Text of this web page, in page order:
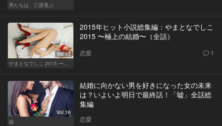
男たちは、三度選ぶ
Vol.17
やまとなでしこ 2015 〜極上の結婚〜
2015年ヒット小説総集編：やまとなでしこ
2015 〜極上の結婚〜（全話）
恋愛 1
Vol.16
嘘
結婚に向かない男を好きになった女の未来
は？いよいよ明日で最終話！「嘘」全話総
集編
恋愛